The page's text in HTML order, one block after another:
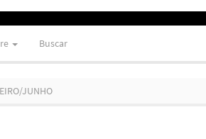
Buscar
JUNHO